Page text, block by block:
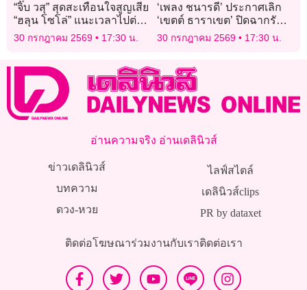
“จิ๊บ วสุ” สุดสะเทือนใจสูญเสีย
“ฮลุน โซโล่” แนะเวลาไปต่าง
ประเทศคนเดียวควรแจ้งพิกัด
สถานทูตฯ
30 กรกฎาคม 2569 17:30 น.
‘เพลง ชนารดี’ ประกาศเลิก
‘เขตต์ ธาราเขต’ ปิดฉากรัก 7
ปียันจบด้วยดี คงสถานะพาร์ท
30 กรกฎาคม 2569 17:30 น.
อ่านความจริง อ่านเดลินิวส์
ข่าวเดลินิวส์
บทความ
ดวง-หวย
ไลฟ์สไตล์
เดลินิวส์clips
PR by dataxet
ติดต่อโฆษณาร่วมงานกับเราติดต่อเรา